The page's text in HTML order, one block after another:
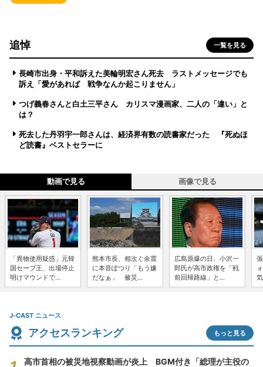
追悼 一覧を見る
長崎市出身・平和訴えた美輪明宏さん死去 ラストメッセージでも
訴え「愛があれば 戦争なんか起こりません」
つげ義春さんと白土三平さん カリスマ漫画家、二人の「違い」と
は？
死去した丹羽宇一郎さんは、経済界有数の読書家だった 『死ぬほ
ど読書』ベストセラーに
動画で見る 画像で見る
「異物使用疑惑」元韓
国セーブ王、出場停止
明けマウンドで...
熊本市長、相次ぐ余震
に本音ぽつり「もう嫌
だなぁ」 被災...
広島原爆の日、小沢一
郎氏が高市政権を「戦
前回帰路線」と...
J-CAST ニュース
アクセスランキング もっと見る
高市首相の被災地視察動画が炎上 BGM付き「総理が主役の